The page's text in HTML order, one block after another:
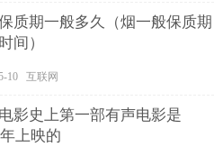
质期一般多久（烟一般保质期
间）
10 互联网
影史上第一部有声电影是
上映的